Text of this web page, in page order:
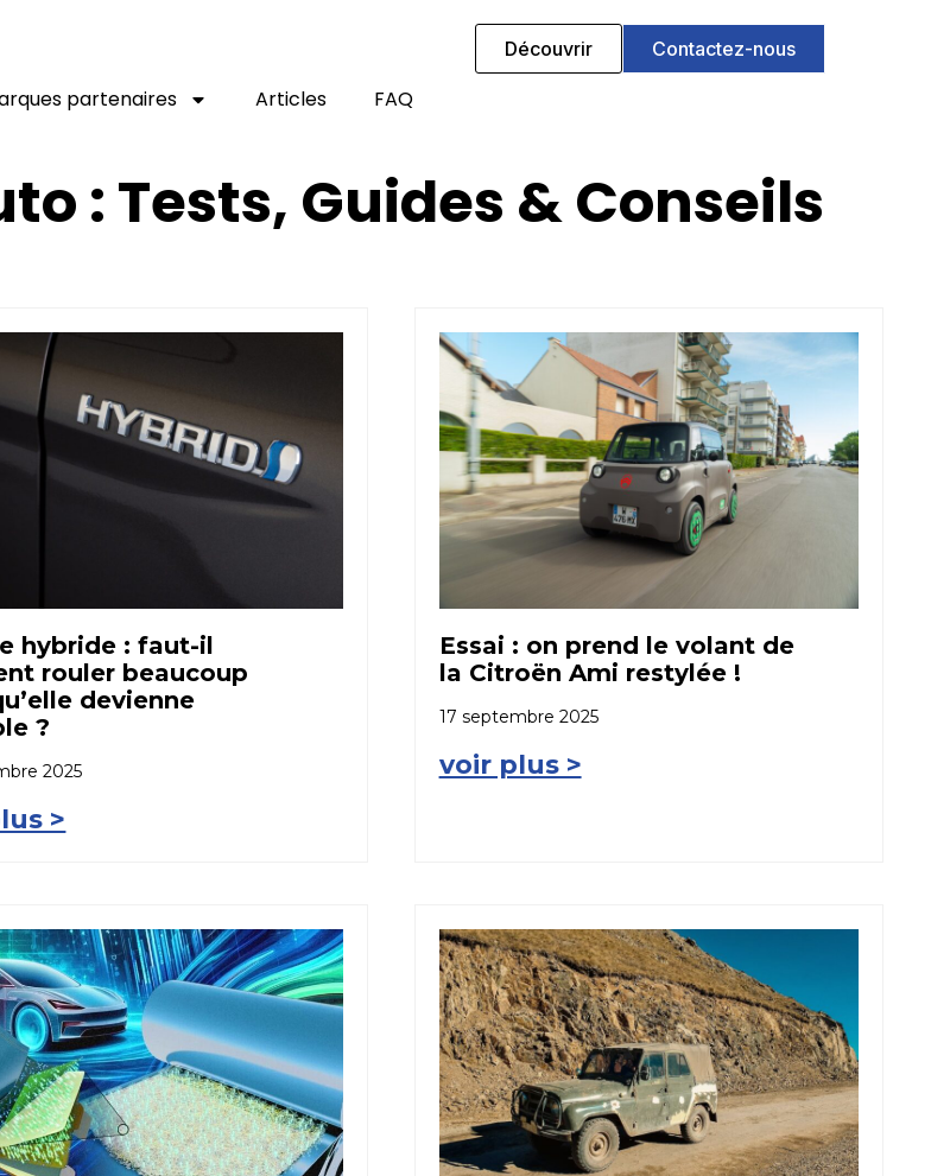
partenaires Articles FAQ
Découvrir Contactez-nous
: Tests, Guides & Conseils
hybride : faut-il
rouler beaucoup
devienne
?
2025
>
Essai : on prend le volant de
la Citroën Ami restylée !
17 septembre 2025
voir plus >